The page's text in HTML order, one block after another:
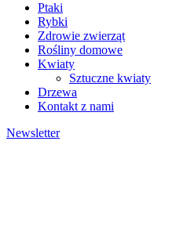
Ptaki
Rybki
Zdrowie zwierząt
Rośliny domowe
Kwiaty
Sztuczne kwiaty
Drzewa
Kontakt z nami
Newsletter